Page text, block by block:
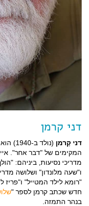
דני קרמן
דני קֶרמן
(נולד
מדריכי נסיעות, ביניהם:
ו"שעה מלונדון" ושלושה
חדש שכתב קרמן לספר "
בנהר התמזה.